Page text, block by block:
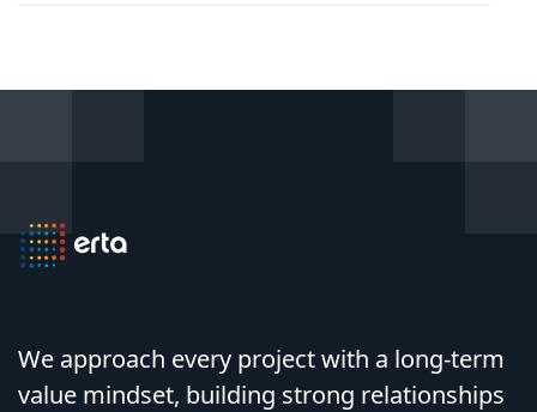
We approach every project with a long-term
value mindset, building strong relationships